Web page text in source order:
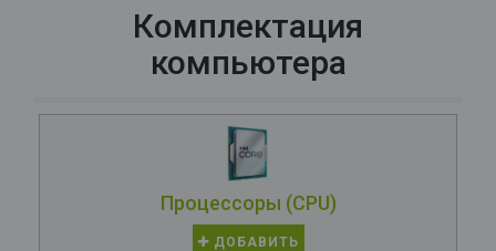
Комплектация
компьютера
Процессоры (CPU)
ДОБАВИТЬ